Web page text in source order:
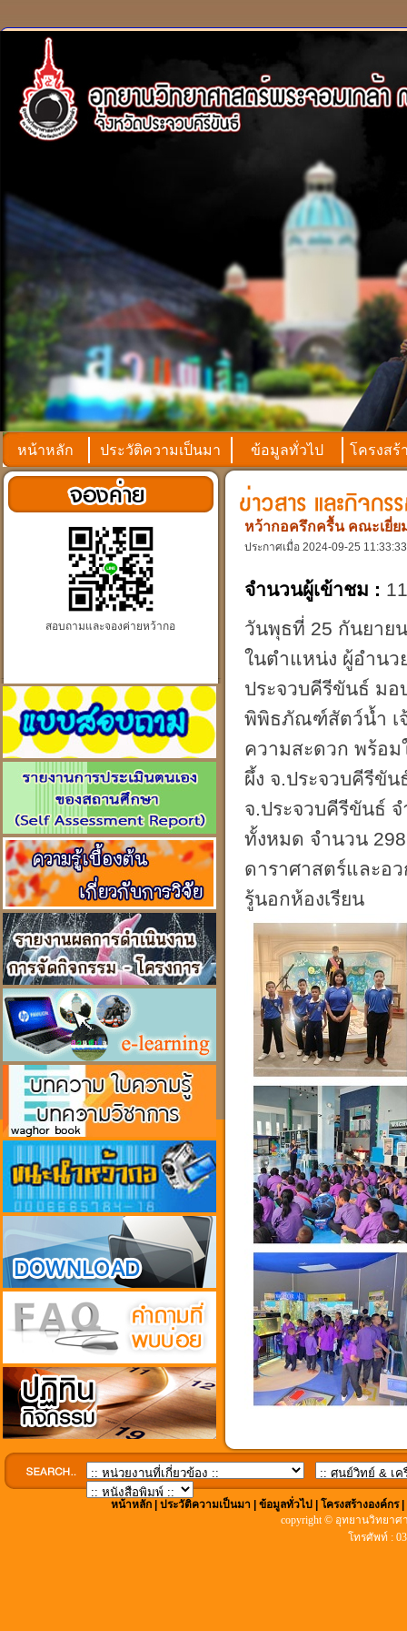
หน้าหลัก ประวัติความเป็นมา ข้อมูลทั่วไป โครงสร้
สอบถามและจองค่ายหว้ากอ
หว้ากอครึกครื้น คณะเยี่
ประกาศเมื่อ 2024-09-25
จำนวนผู้เข้าชม :
วันพุธที่ 25 กันยาย
ในตำแหน่ง ผู้อำนว
ประจวบคีรีขันธ์ ม
พิพิธภัณฑ์สัตว์น้ำ เ
ความสะดวก พร้อม
ผึ้ง จ.ประจวบคีรีขัน
จ.ประจวบคีรีขันธ์
ทั้งหมด จำนวน
ดาราศาสตร์และอ
รู้นอกห้องเรียน
หน้าหลัก |ประวัติความเป็นมา |ข้อมูลทั่วไป |โครงสร้างองค์กร|
copyright © อุทยานวิทยาศ
โทรศัพท์ :